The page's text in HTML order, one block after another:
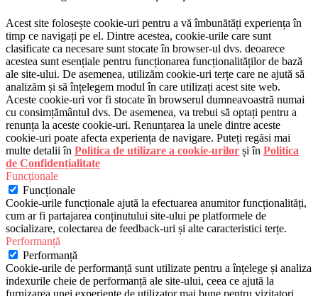
Acest site folosește cookie-uri pentru a vă îmbunătăți experiența în
timp ce navigați pe el. Dintre acestea, cookie-urile care sunt
clasificate ca necesare sunt stocate în browser-ul dvs. deoarece
acestea sunt esențiale pentru funcționarea funcționalităților de bază
ale site-ului. De asemenea, utilizăm cookie-uri terțe care ne ajută să
analizăm și să înțelegem modul în care utilizați acest site web.
Aceste cookie-uri vor fi stocate în browserul dumneavoastră numai
cu consimțământul dvs. De asemenea, va trebui să optați pentru a
renunța la aceste cookie-uri. Renunțarea la unele dintre aceste
cookie-uri poate afecta experiența de navigare. Puteți regăsi mai
multe detalii în Politica de utilizare a cookie-urilor și în Politica
de Confidențialitate
Funcționale
Funcționale
Cookie-urile funcționale ajută la efectuarea anumitor funcționalități,
cum ar fi partajarea conținutului site-ului pe platformele de
socializare, colectarea de feedback-uri și alte caracteristici terțe.
Performanță
Performanță
Cookie-urile de performanță sunt utilizate pentru a înțelege și analiza
indexurile cheie de performanță ale site-ului, ceea ce ajută la